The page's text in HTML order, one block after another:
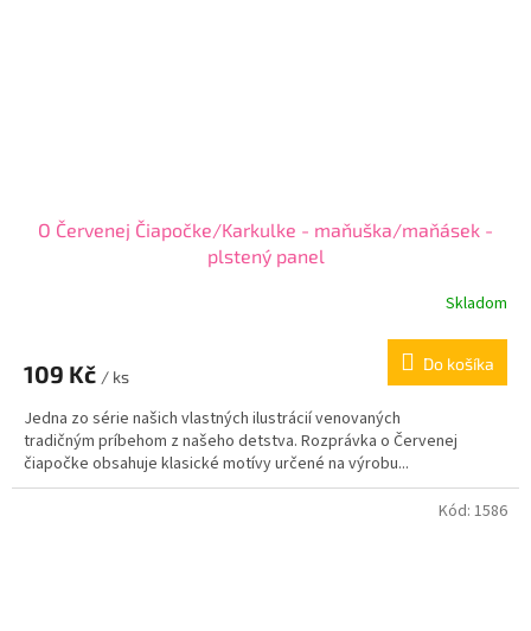
O Červenej Čiapočke/Karkulke - maňuška/maňásek -
plstený panel
Skladom
109 Kč / ks
Do košíka
Jedna zo série našich vlastných ilustrácií venovaných
tradičným príbehom z našeho detstva. Rozprávka o Červenej
čiapočke obsahuje klasické motívy určené na výrobu...
Kód: 1586